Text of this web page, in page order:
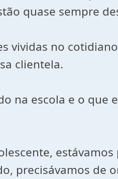
quase sempre
vividas no
clientela.
na escola e o que
estávamos
precisávamos de